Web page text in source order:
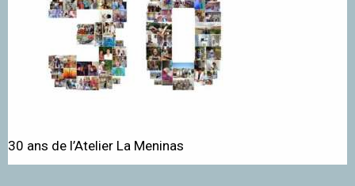
30 ans de l’Atelier La Meninas